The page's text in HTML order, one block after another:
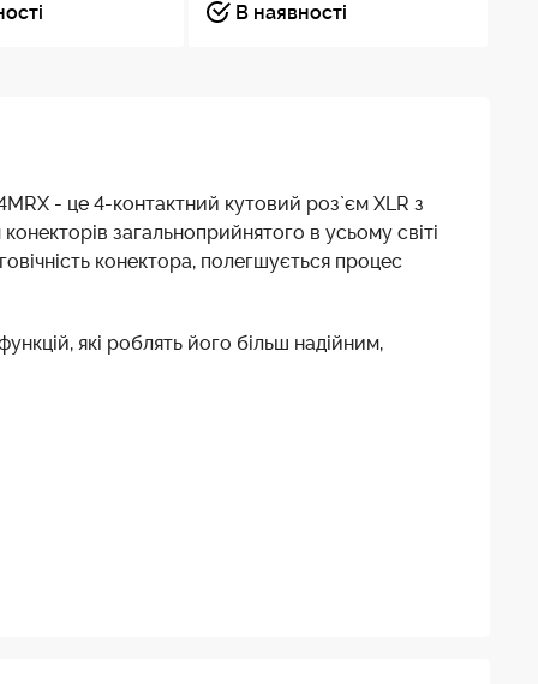
В наявності
- це 4-контактний кутовий роз`єм XLR з
загальноприйнятого в усьому світі
конектора, полегшується процес
які роблять його більш надійним,